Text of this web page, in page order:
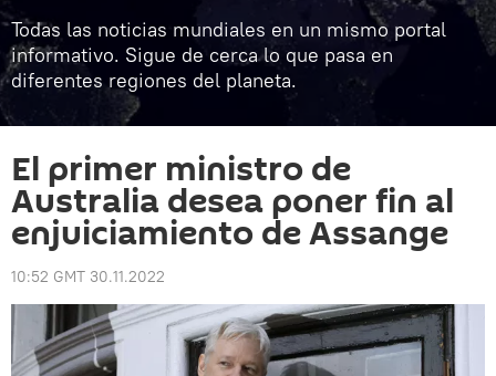
Todas las noticias mundiales en un mismo portal
informativo. Sigue de cerca lo que pasa en
diferentes regiones del planeta.
El primer ministro de
Australia desea poner fin al
enjuiciamiento de Assange
10:52 GMT 30.11.2022